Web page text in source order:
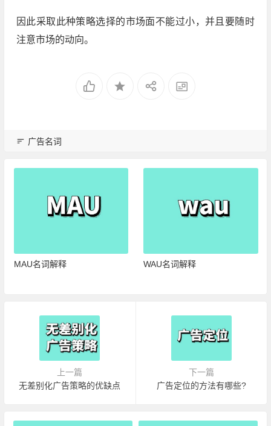
因此采取此种策略选择的市场面不能过小，并且要随时
注意市场的动向。
广告名词
MAU名词解释 WAU名词解释
上一篇
无差别化广告策略的优缺点
下一篇
广告定位的方法有哪些?